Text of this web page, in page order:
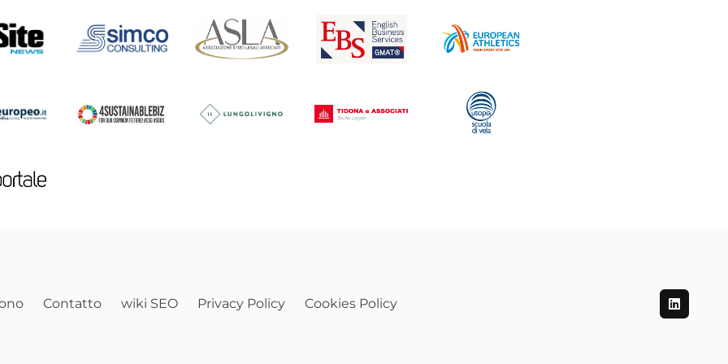
Contatto wiki SEO Privacy Policy Cookies Policy